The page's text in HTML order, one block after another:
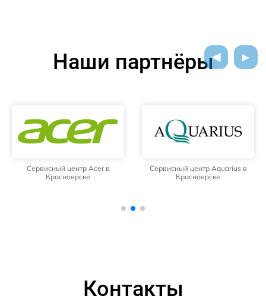
Наши партнёры
Сервисный центр Acer в
Красноярске
Сервисный центр Aquarius в
Красноярске
Контакты